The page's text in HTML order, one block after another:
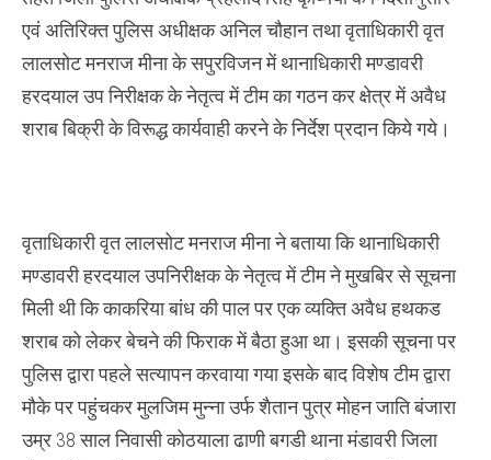
किया
एवं अतिरिक्त पुलिस अधीक्षक अनिल चौहान तथा वृताधिकारी वृत
लालसोट मनराज मीना के सपुरविजन में थानाधिकारी मण्डावरी
हरदयाल उप निरीक्षक के नेतृत्व में टीम का गठन कर क्षेत्र में अवैध
शराब बिक्री के विरूद्ध कार्यवाही करने के निर्देश प्रदान किये गये।
वृताधिकारी वृत लालसोट मनराज मीना ने बताया कि थानाधिकारी
मण्डावरी हरदयाल उपनिरीक्षक के नेतृत्व में टीम ने मुखबिर से सूचना
मिली थी कि काकरिया बांध की पाल पर एक व्यक्ति अवैध हथकड
शराब को लेकर बेचने की फिराक में बैठा हुआ था। इसकी सूचना पर
पुलिस द्वारा पहले सत्यापन करवाया गया इसके बाद विशेष टीम द्वारा
मौके पर पहुंचकर मुलजिम मुन्ना उर्फ शैतान पुत्र मोहन जाति बंजारा
उम्र 38 साल निवासी कोठयाला ढाणी बगडी थाना मंडावरी जिला